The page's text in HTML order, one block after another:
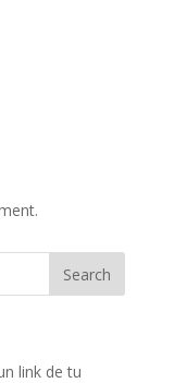
link de tu